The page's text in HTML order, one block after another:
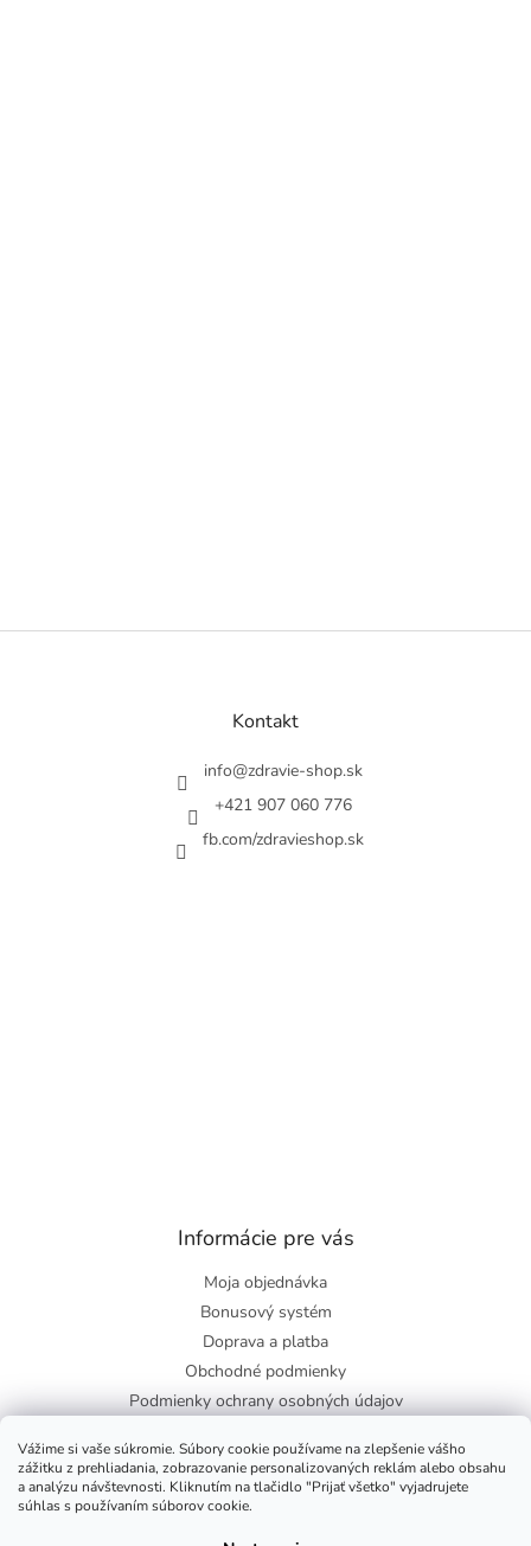
Vážime si vaše súkromie. Súbory cookie používame na zlepšenie vášho
zážitku z prehliadania, zobrazovanie personalizovaných reklám alebo obsahu
a analýzu návštevnosti. Kliknutím na tlačidlo "Prijať všetko" vyjadrujete
súhlas s používaním súborov cookie.
Z
Kontakt
info@zdravie-shop.sk
+421 907 060 776
fb.com/zdravieshop.sk
Informácie pre vás
Moja objednávka
Bonusový systém
Doprava a platba
Obchodné podmienky
Podmienky ochrany osobných údajov
Blog